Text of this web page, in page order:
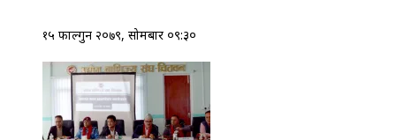
१५ फाल्गुन २०७९, सोमबार ०९:३०